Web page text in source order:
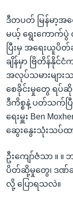
ရန်
ရှာဖွေ
ရန်
နေရာ
သို့
ကျော်
ရန်
ဘာသာစကားမျ
ဒီတပတ် မြန်မာ့အရ
မယ့် ရွေးကောက်ပွဲ
ပြီးမှ အရေးယူပိ
ချိန်မှာ ဗြိတိန်နိုင်ငံက
အလုပ်သမားများ
စေခိုင်းမှုတွေ ရပ်ဆို
ဒီကိစ္စနဲ့ ပတ်သက်ပြီ
ရေးမှူး Ben
ဆွေးနွေးသုံးသပ်ထ
ဦးကျော်ဇံသာ ။ ။
ပိတ်ဆို့မှုတွေ၊ ဒ
လို့ ပြောရသလဲ။